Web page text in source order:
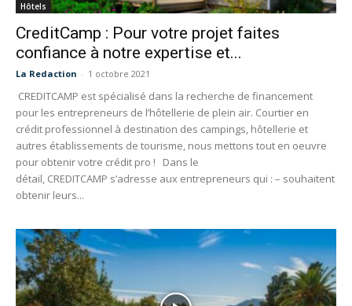
Hôtels
CreditCamp : Pour votre projet faites
confiance à notre expertise et...
La Redaction - 1 octobre 2021
CREDITCAMP est spécialisé dans la recherche de financement
pour les entrepreneurs de l’hôtellerie de plein air. Courtier en
crédit professionnel à destination des campings, hôtellerie et
autres établissements de tourisme, nous mettons tout en oeuvre
pour obtenir votre crédit pro ! Dans le
détail, CREDITCAMP s’adresse aux entrepreneurs qui : – souhaitent
obtenir leurs...